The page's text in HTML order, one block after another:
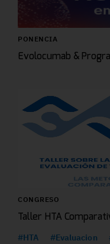
PONENCIA
Evolocumab &
CONGRESO
Taller HTA
#HTA #Evaluacion